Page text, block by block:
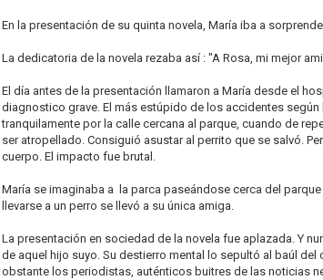
En la presentación de su quinta novela, María iba a
La dedicatoria de la novela rezaba así : "A Rosa, mi mejor
El día antes de la presentación llamaron a María desde el
diagnostico grave. El más estúpido de los accidentes
tranquilamente por la calle cercana al parque, cuando de
ser atropellado. Consiguió asustar al perrito que se salvó.
cuerpo. El impacto fue brutal.
María se imaginaba a la parca paseándose cerca del
llevarse a un perro se llevó a su única amiga.
La presentación en sociedad de la novela fue aplazada. Y
de aquel hijo suyo. Su destierro mental lo sepultó al baúl
obstante los periodistas, auténticos buitres de las noticias